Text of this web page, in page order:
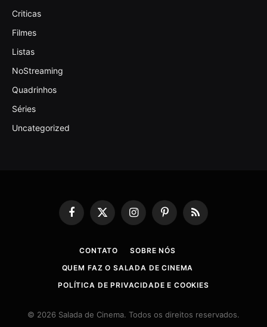
Criticas
Filmes
Listas
NoStreaming
Quadrinhos
Séries
Uncategorized
Facebook
X
(Twitter)
InstagramPinterestRSS
CONTATO
SOBRE NÓS
QUEM FAZ O SALADA DE CINEMA
POLÍTICA DE PRIVACIDADE E COOKIES
© 2026 Salada de Cinema. Todos os direitos reservados.